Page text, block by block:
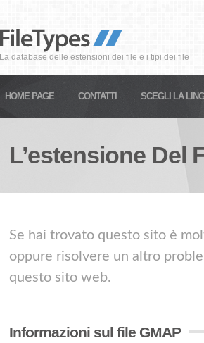
La database delle estensioni dei file e i tipi dei file
HOME PAGE CONTATTI SCEGLI LA
L’estensione Del
Se hai trovato questo sito è
oppure risolvere un altro
questo sito web.
Informazioni sul file GMAP